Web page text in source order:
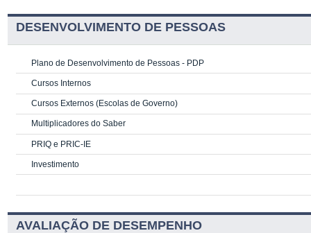
DESENVOLVIMENTO DE PESSOAS
Plano de Desenvolvimento de Pessoas - PDP
Cursos Internos
Cursos Externos (Escolas de Governo)
Multiplicadores do Saber
PRIQ e PRIC-IE
Investimento
AVALIAÇÃO DE DESEMPENHO